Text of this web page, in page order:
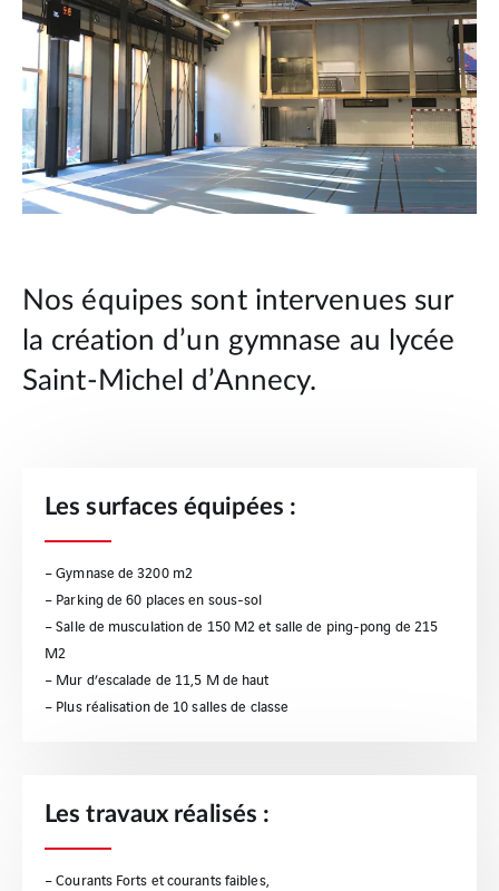
Nos équipes sont intervenues sur
la création d’un gymnase au lycée
Saint-Michel d’Annecy.
Les surfaces équipées :
– Gymnase de 3200 m2
– Parking de 60 places en sous-sol
– Salle de musculation de 150 M2 et salle de ping-pong de 215
M2
– Mur d’escalade de 11,5 M de haut
– Plus réalisation de 10 salles de classe
Les travaux réalisés :
– Courants Forts et courants faibles,